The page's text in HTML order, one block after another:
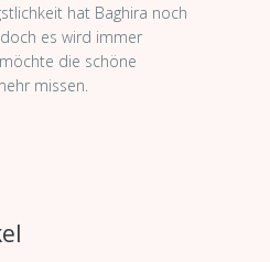
hat Baghira noch
es wird immer
die schöne
missen.